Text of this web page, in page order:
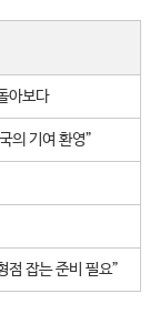
아보다
의 기여 환영”
점 잡는 준비 필요”